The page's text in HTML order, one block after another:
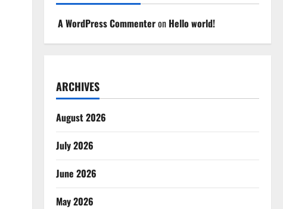
A WordPress Commenteron Hello world!
ARCHIVES
August 2026
July 2026
June 2026
May 2026